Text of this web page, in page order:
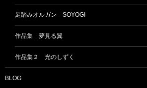
足踏みオルガン SOYOGI
作品集 夢見る翼
作品集２ 光のしずく
BLOG